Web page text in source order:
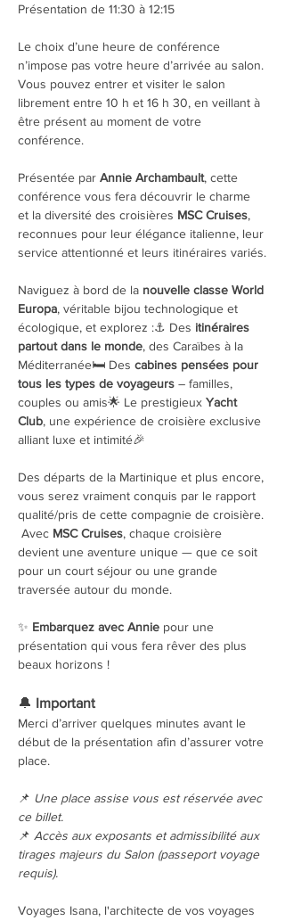
Présentation de 11:30 à 12:15
Le choix d’une heure de conférence
n’impose pas votre heure d’arrivée au salon.
Vous pouvez entrer et visiter le salon
librement entre 10 h et 16 h 30, en veillant à
être présent au moment de votre
conférence.
Présentée par Annie Archambault, cette
conférence vous fera découvrir le charme
et la diversité des croisières MSC Cruises,
reconnues pour leur élégance italienne, leur
service attentionné et leurs itinéraires variés.
Naviguez à bord de la nouvelle classe World
Europa, véritable bijou technologique et
écologique, et explorez :⚓ Des itinéraires
partout dans le monde, des Caraïbes à la
Méditerranée🛏️ Des cabines pensées pour
tous les types de voyageurs – familles,
couples ou amis🌟 Le prestigieux Yacht
Club, une expérience de croisière exclusive
alliant luxe et intimité🎉
Des départs de la Martinique et plus encore,
vous serez vraiment conquis par le rapport
qualité/pris de cette compagnie de croisière.
Avec MSC Cruises, chaque croisière
devient une aventure unique — que ce soit
pour un court séjour ou une grande
traversée autour du monde.
✨ Embarquez avec Annie pour une
présentation qui vous fera rêver des plus
beaux horizons !
🔔 Important
Merci d’arriver quelques minutes avant le
début de la présentation afin d’assurer votre
place.
📌 Une place assise vous est réservée avec
ce billet.
📌 Accès aux exposants et admissibilité aux
tirages majeurs du Salon (passeport voyage
requis).
Voyages Isana, l'architecte de vos voyages